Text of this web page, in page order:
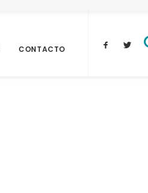
CONTACTO